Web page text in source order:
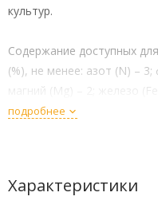
культур.
Содержание доступных
(%), не менее: азот (N) –
магний (Mg) – 2; железо
– 0,05; медь (Cu) – 0,01;
подробнее
Характеристики